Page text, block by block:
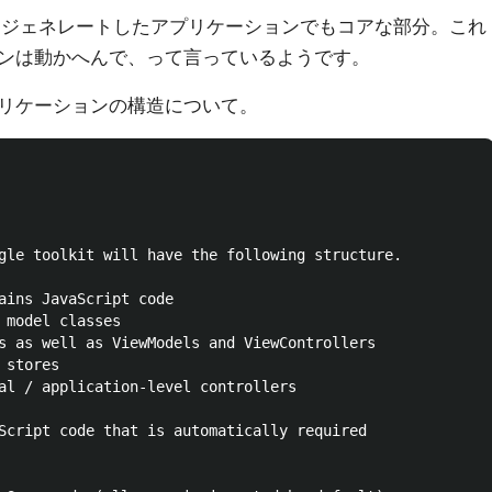
ェネレートしたアプリケーションでもコアな部分。これ
動かへんで、って言っているようです。
ケーションの構造について。
toolkit will have the following structure.
JavaScript code
model classes
as well as ViewModels and ViewControllers
stores
/ application-level controllers
code that is automatically required